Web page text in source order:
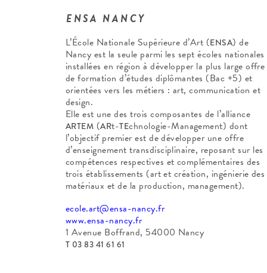
ENSA NANCY
L’École Nationale Supérieure d’Art (ENSA) de
Nancy est la seule parmi les sept écoles nationales
installées en région à développer la plus large offre
de formation d’études diplômantes (Bac +5) et
orientées vers les métiers : art, communication et
design.
Elle est une des trois composantes de l’alliance
ARTEM (ARt-TEchnologie-Management) dont
l’objectif premier est de développer une offre
d’enseignement transdisciplinaire, reposant sur les
compétences respectives et complémentaires des
trois établissements (art et création, ingénierie des
matériaux et de la production, management).
ecole.art@ensa-nancy.fr
www.ensa-nancy.fr
1 Avenue Boffrand, 54000 Nancy
T 03 83 41 61 61